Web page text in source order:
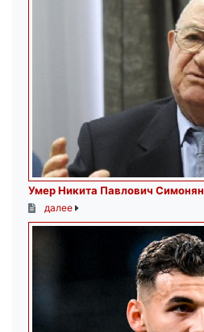
Умер Никита Павлович Симонян
далее